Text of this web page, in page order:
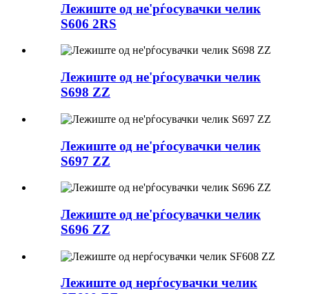
Лежиште од не'рѓосувачки челик
S606 2RS
Лежиште од не'рѓосувачки челик
S698 ZZ
Лежиште од не'рѓосувачки челик
S697 ZZ
Лежиште од не'рѓосувачки челик
S696 ZZ
Лежиште од нерѓосувачки челик